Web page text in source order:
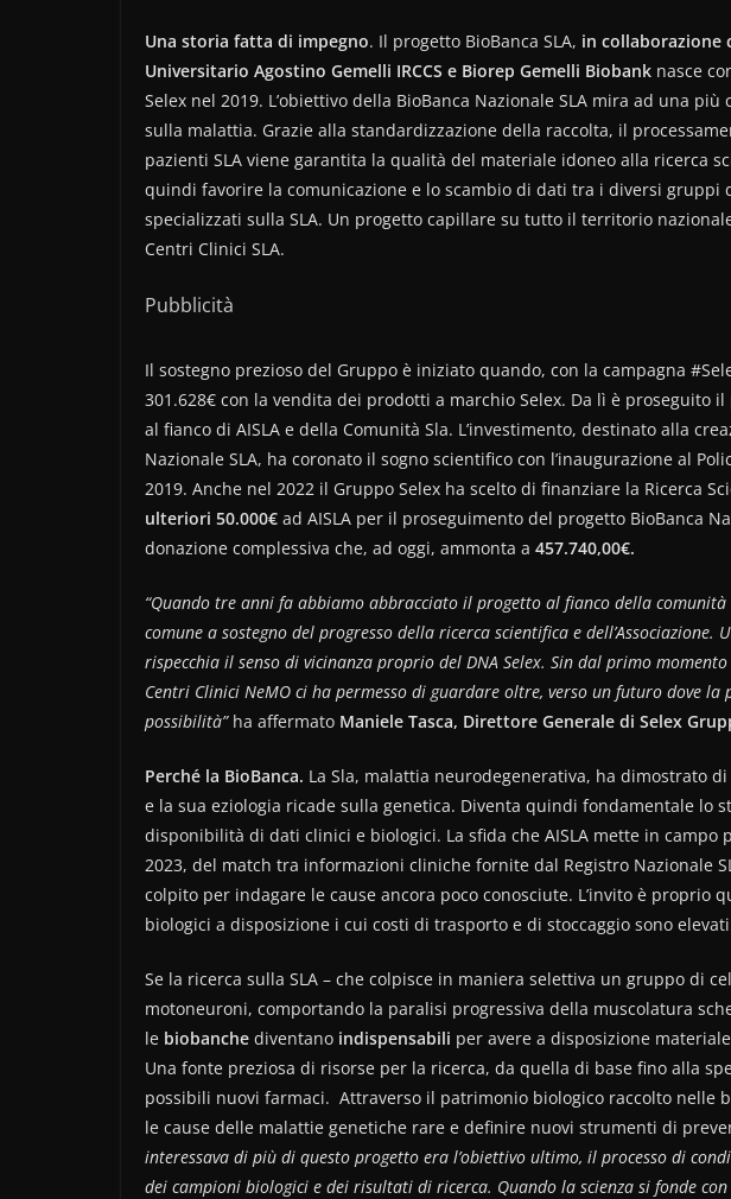
Una storia fatta di impegno. Il progetto BioBanca SLA, in collaborazione
Universitario Agostino Gemelli IRCCS e Biorep Gemelli Biobank nasce
Selex nel 2019. L’obiettivo della BioBanca Nazionale SLA mira ad una
sulla malattia. Grazie alla standardizzazione della raccolta, il
pazienti SLA viene garantita la qualità del materiale idoneo alla ricerca
quindi favorire la comunicazione e lo scambio di dati tra i diversi gruppi
specializzati sulla SLA. Un progetto capillare su tutto il territorio
Centri Clinici SLA.
Pubblicità
Il sostegno prezioso del Gruppo è iniziato quando, con la campagna
301.628€ con la vendita dei prodotti a marchio Selex. Da lì è proseguito
al fianco di AISLA e della Comunità Sla. L’investimento, destinato alla
Nazionale SLA, ha coronato il sogno scientifico con l’inaugurazione al
2019. Anche nel 2022 il Gruppo Selex ha scelto di finanziare la Ricerca
ulteriori 50.000€ ad AISLA per il proseguimento del progetto BioBanca
donazione complessiva che, ad oggi, ammonta a 457.740,00€.
“Quando tre anni fa abbiamo abbracciato il progetto al fianco della comunità
comune a sostegno del progresso della ricerca scientifica e dell’Associazione.
rispecchia il senso di vicinanza proprio del DNA Selex. Sin dal primo
Centri Clinici NeMO ci ha permesso di guardare oltre, verso un futuro dove
possibilità”ha affermato Maniele Tasca, Direttore Generale di Selex
Perché la BioBanca. La Sla, malattia neurodegenerativa, ha dimostrato
e la sua eziologia ricade sulla genetica. Diventa quindi fondamentale lo
disponibilità di dati clinici e biologici. La sfida che AISLA mette in campo
2023, del match tra informazioni cliniche fornite dal Registro Nazionale
colpito per indagare le cause ancora poco conosciute. L’invito è proprio
biologici a disposizione i cui costi di trasporto e di stoccaggio sono
Se la ricerca sulla SLA – che colpisce in maniera selettiva un gruppo di
motoneuroni, comportando la paralisi progressiva della muscolatura
le biobanche diventano indispensabili per avere a disposizione
Una fonte preziosa di risorse per la ricerca, da quella di base fino alla
possibili nuovi farmaci. Attraverso il patrimonio biologico raccolto nelle
le cause delle malattie genetiche rare e definire nuovi strumenti di
interessava di più di questo progetto era l’obiettivo ultimo, il processo di
dei campioni biologici e dei risultati di ricerca. Quando la scienza si fonde